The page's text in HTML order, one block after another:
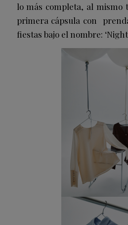
lo más completa, al mismo
primera cápsula con
fiestas bajo el nombre: ‘Night